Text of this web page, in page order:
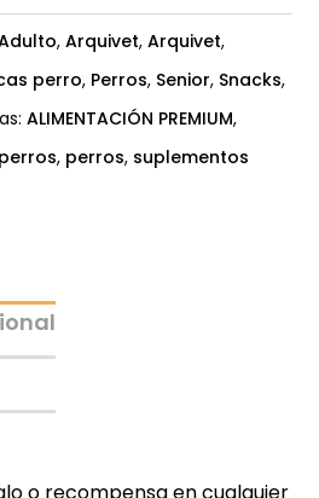
,Arquivet,Arquivet,
perro, Perros, Senior, Snacks,
ALIMENTACIÓN PREMIUM,
, perros, suplementos